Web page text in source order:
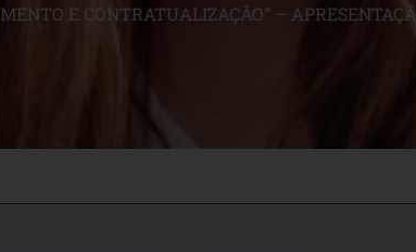
E CONTRATUALIZAÇÃO” –